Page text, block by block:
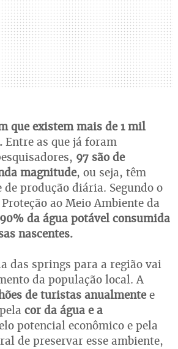
que existem mais de 1 mil
Entre as que já foram
97 são de
magnitude, ou seja, têm
produção diária. Segundo o
ao Meio Ambiente da
da água potável consumida
nascentes.
das springs para a região vai
da população local. A
de turistas anualmentee
cor da água e a
potencial econômico e pela
de preservar esse ambiente,